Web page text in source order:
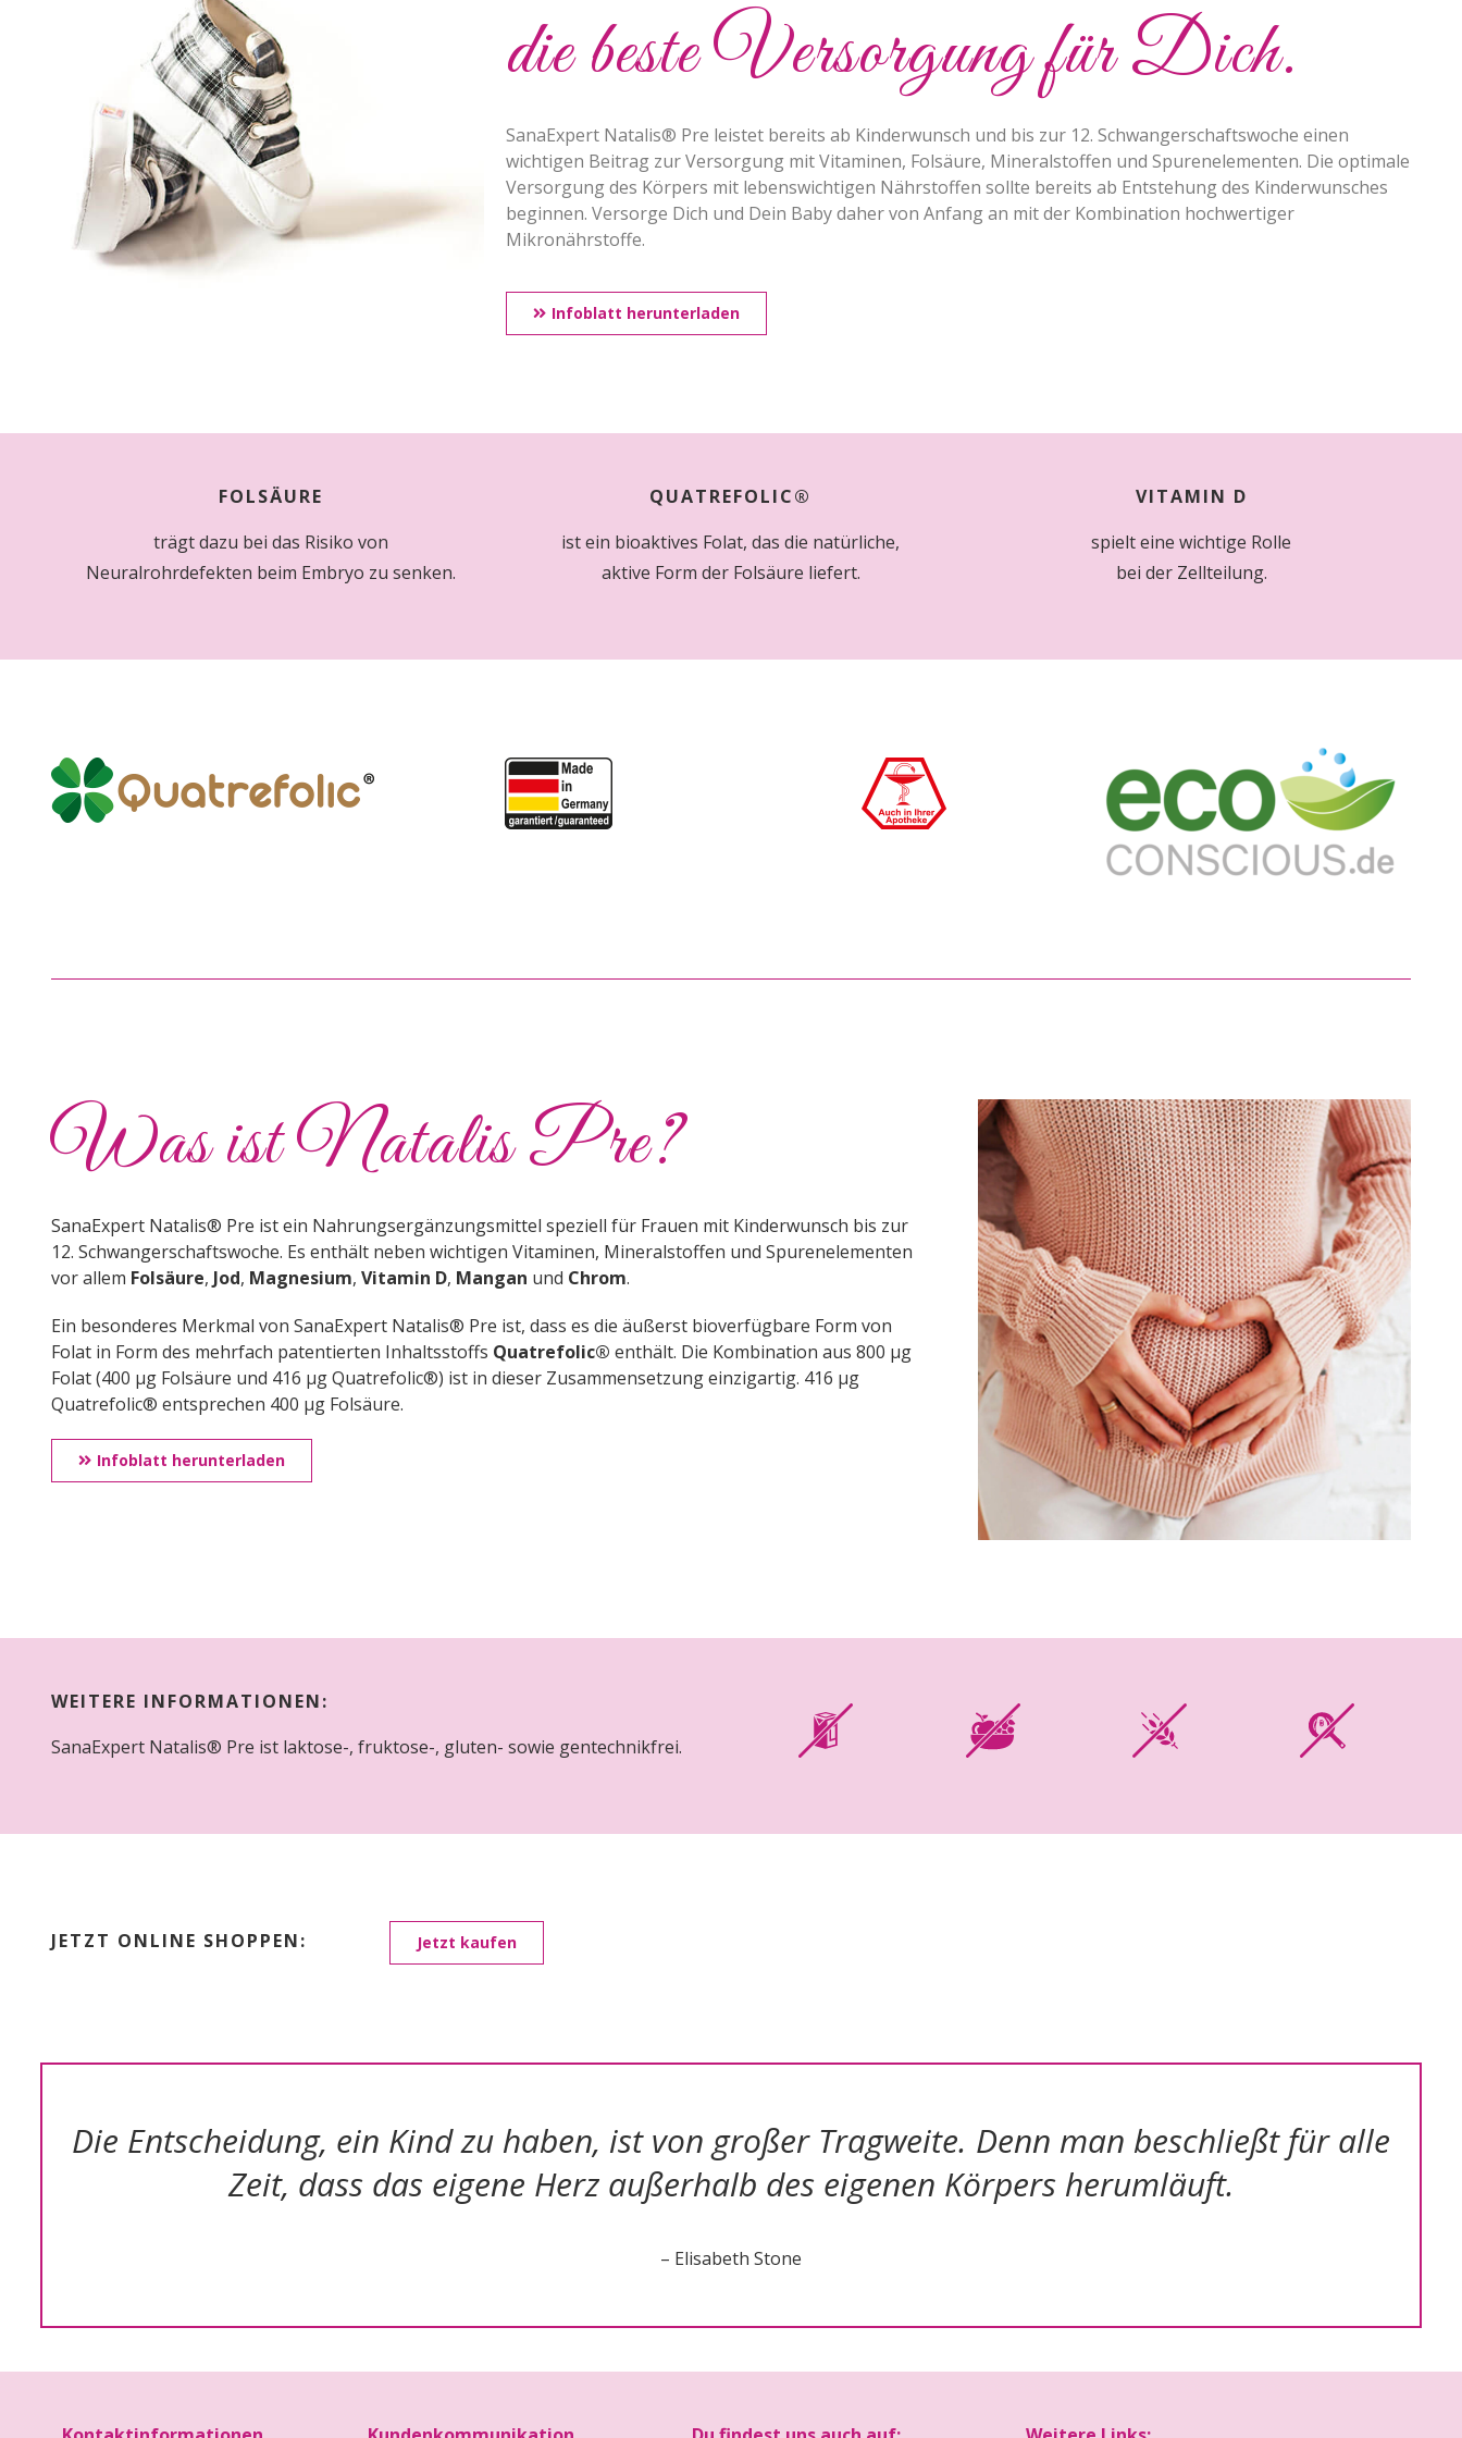
die beste Versorgung für Dich.
SanaExpert Natalis® Pre leistet bereits ab Kinderwunsch und bis zur 12. Schwangerschaftswoche einen
wichtigen Beitrag zur Versorgung mit Vitaminen, Folsäure, Mineralstoffen und Spurenelementen. Die optimale
Versorgung des Körpers mit lebenswichtigen Nährstoffen sollte bereits ab Entstehung des Kinderwunsches
beginnen. Versorge Dich und Dein Baby daher von Anfang an mit der Kombination hochwertiger
Mikronährstoffe.
Infoblatt herunterladen
FOLSÄURE
trägt dazu bei das Risiko von
Neuralrohrdefekten beim Embryo zu senken.
QUATREFOLIC®
ist ein bioaktives Folat, das die natürliche,
aktive Form der Folsäure liefert.
VITAMIN D
spielt eine wichtige Rolle
bei der Zellteilung.
Was ist Natalis Pre?
SanaExpert Natalis® Pre ist ein Nahrungsergänzungsmittel speziell für Frauen mit Kinderwunsch bis zur
12. Schwangerschaftswoche. Es enthält neben wichtigen Vitaminen, Mineralstoffen und Spurenelementen
vor allem Folsäure, Jod, Magnesium, Vitamin D, Mangan und Chrom.
Ein besonderes Merkmal von SanaExpert Natalis® Pre ist, dass es die äußerst bioverfügbare Form von
Folat in Form des mehrfach patentierten Inhaltsstoffs Quatrefolic® enthält. Die Kombination aus 800 μg
Folat (400 μg Folsäure und 416 μg Quatrefolic®) ist in dieser Zusammensetzung einzigartig. 416 μg
Quatrefolic® entsprechen 400 μg Folsäure.
Infoblatt herunterladen
WEITERE INFORMATIONEN:
SanaExpert Natalis® Pre ist laktose-, fruktose-, gluten- sowie gentechnikfrei.
JETZT ONLINE SHOPPEN: Jetzt kaufen
Die Entscheidung, ein Kind zu haben, ist von großer Tragweite. Denn man beschließt für alle
Zeit, dass das eigene Herz außerhalb des eigenen Körpers herumläuft.
– Elisabeth Stone